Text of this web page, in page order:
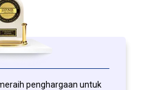
kalinya menerima